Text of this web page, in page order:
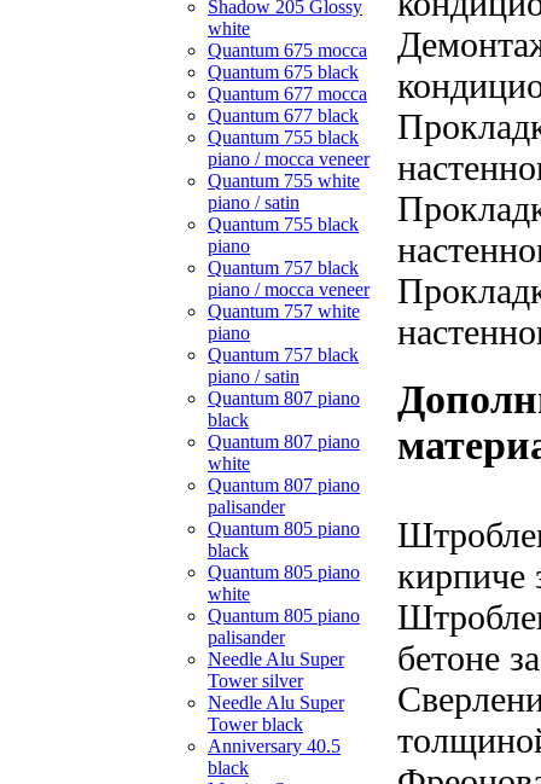
Shadow 205 Glossy
white
Quantum 675 mocca
Quantum 675 black
Quantum 677 mocca
Quantum 677 black
Quantum 755 black
piano / mocca veneer
Quantum 755 white
piano / satin
Quantum 755 black
piano
Quantum 757 black
piano / mocca veneer
Quantum 757 white
piano
Quantum 757 black
piano / satin
Quantum 807 piano
black
Quantum 807 piano
white
Quantum 807 piano
palisander
Quantum 805 piano
black
Quantum 805 piano
white
Quantum 805 piano
palisander
Needle Alu Super
Tower silver
Needle Alu Super
Tower black
Anniversary 40.5
black
кирпиче
бетоне